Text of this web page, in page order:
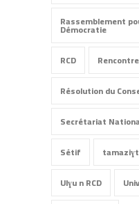
Rassemblement
Démocratie
RCD
Résolution du
Secrétariat
Sétif
tamaziɣt
Ulɣu n RCD